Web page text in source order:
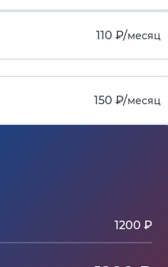
110 ₽/месяц
150 ₽/месяц
1200 ₽